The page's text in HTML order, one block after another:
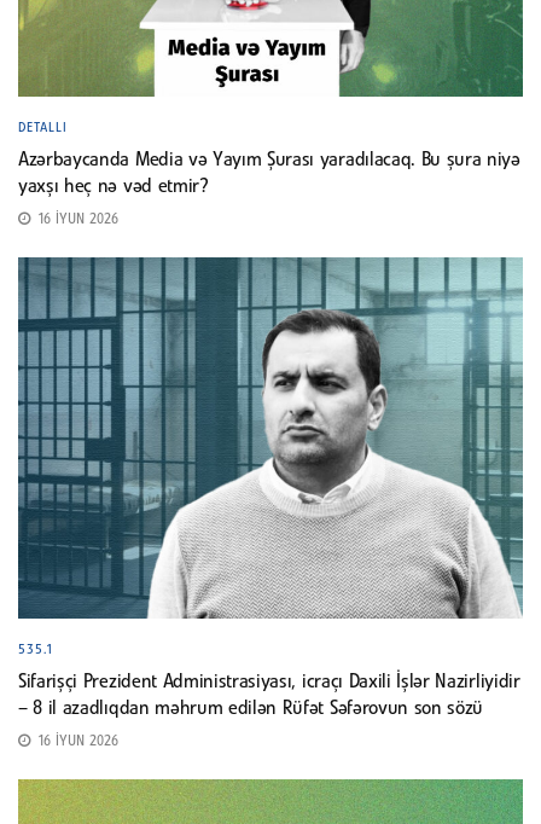
DETALLI
Azərbaycanda Media və Yayım Şurası yaradılacaq. Bu şura niyə
yaxşı heç nə vəd etmir?
16 İYUN 2026
535.1
Sifarişçi Prezident Administrasiyası, icraçı Daxili İşlər Nazirliyidir
– 8 il azadlıqdan məhrum edilən Rüfət Səfərovun son sözü
16 İYUN 2026